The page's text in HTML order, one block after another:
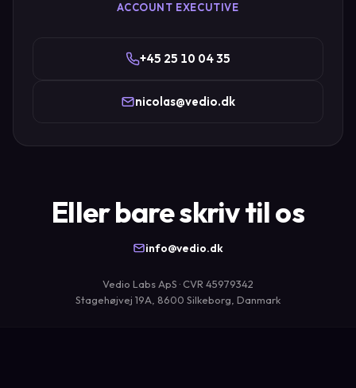
ACCOUNT EXECUTIVE
+45 25 10 04 35
nicolas@vedio.dk
Eller bare skriv til os
info@vedio.dk
Vedio Labs ApS · CVR 45979342
Stagehøjvej 19A, 8600 Silkeborg, Danmark